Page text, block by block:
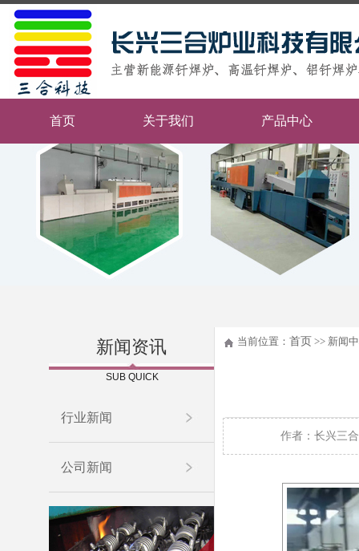
首页 关于我们 产品中心
新闻资讯
SUB QUICK
行业新闻
公司新闻
当前位置： 首页 >> 新闻
作者：长兴三